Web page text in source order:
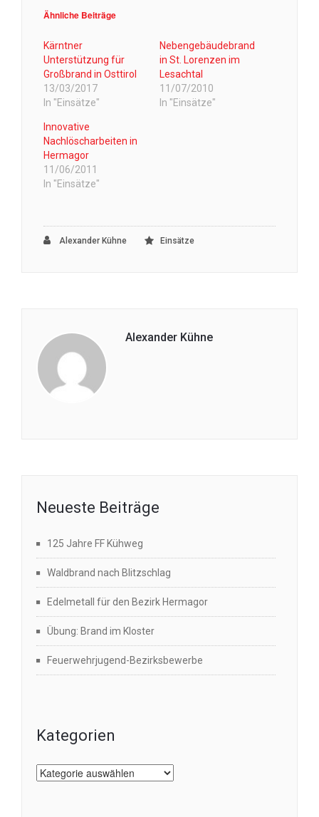
Ähnliche Beiträge
Kärntner
Unterstützung für
Großbrand in Osttirol
13/03/2017
In "Einsätze"
Nebengebäudebrand
in St. Lorenzen im
Lesachtal
11/07/2010
In "Einsätze"
Innovative
Nachlöscharbeiten in
Hermagor
11/06/2011
In "Einsätze"
Alexander Kühne Einsätze
Alexander Kühne
Neueste Beiträge
125 Jahre FF Kühweg
Waldbrand nach Blitzschlag
Edelmetall für den Bezirk Hermagor
Übung: Brand im Kloster
Feuerwehrjugend-Bezirksbewerbe
Kategorien
Kategorien